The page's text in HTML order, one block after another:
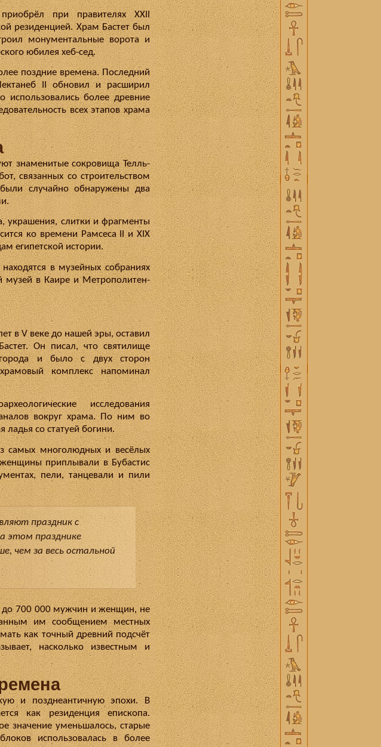
при правителях XXII
резиденцией. Храм Бастет был
монументальные ворота и
юбилея хеб-сед.
поздние времена. Последний
II обновил и расширил
использовались более древние
всех этапов храма
знаменитые сокровища Телль-
связанных со строительством
случайно обнаружены два
украшения, слитки и фрагменты
ко времени Рамсеса II и XIX
египетской истории.
в музейных собраниях
музей в Каире и Метрополитен-
в V веке до нашей эры, оставил
Он писал, что святилище
города и было с двух сторон
комплекс напоминал
исследования
вокруг храма. По ним во
ладья со статуей богини.
самых многолюдных и весёлых
приплывали в Бубастис
пели, танцевали и пили
праздник с
этом празднике
чем за весь остальной
до 700 000 мужчин и женщин, не
им сообщением местных
как точный древний подсчёт
насколько известным и
и позднеантичную эпохи. В
как резиденция епископа.
значение уменьшалось, старые
использовалась в более